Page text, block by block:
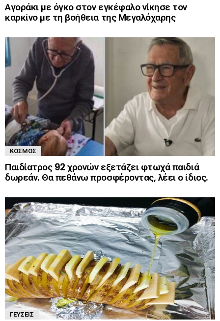
Αγοράκι με όγκο στον εγκέφαλο νίκησε τον
καρκίνο με τη βοήθεια της Μεγαλόχαρης
ΚΌΣΜΟΣ
Παιδίατρος 92 χρονών εξετάζει φτωχά παιδιά
δωρεάν. Θα πεθάνω προσφέροντας, λέει ο ίδιος.
ΓΕΎΣΕΙΣ